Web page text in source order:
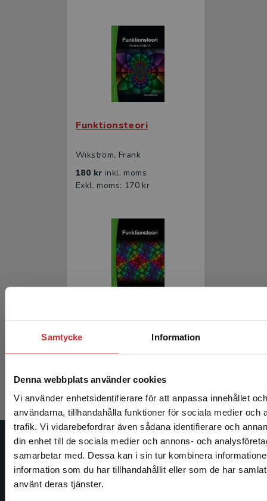
Samtycke Information
Denna webbplats använder cookies
Vi använder enhetsidentifierare för att anpassa innehållet
användarna, tillhandahålla funktioner för sociala medier och
trafik. Vi vidarebefordrar även sådana identifierare och
din enhet till de sociala medier och annons- och
samarbetar med. Dessa kan i sin tur kombinera
information som du har tillhandahållit eller som de har
använt deras tjänster.
Begränsad fraktregion
Funktionsteori
Wikström, Frank
180 kr inkl. moms
Exkl. moms: 170 kr
Exkl. moms: 385 kr
Studentlitteratur
Studentlitteratur grundades 1963 och är idag Sveriges
ledande utbildningsförlag. Med läromedel, kurslitteratur,